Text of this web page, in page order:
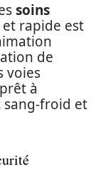
soins
rapide est
de
voies
à
froid et